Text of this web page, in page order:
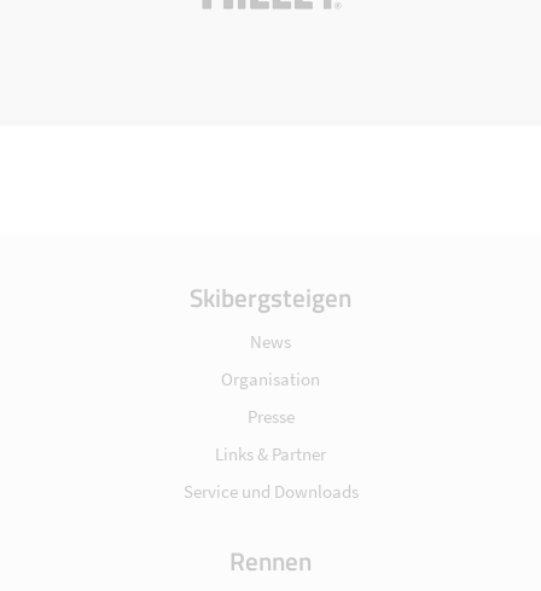
Skibergsteigen
News
Organisation
Presse
Links & Partner
Service und Downloads
Rennen